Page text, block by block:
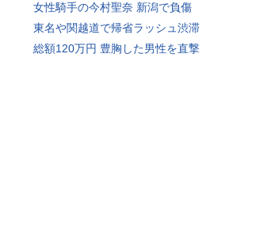
女性騎手の今村聖奈 新潟で負傷
東名や関越道で帰省ラッシュ渋滞
総額120万円 豊胸した男性を直撃